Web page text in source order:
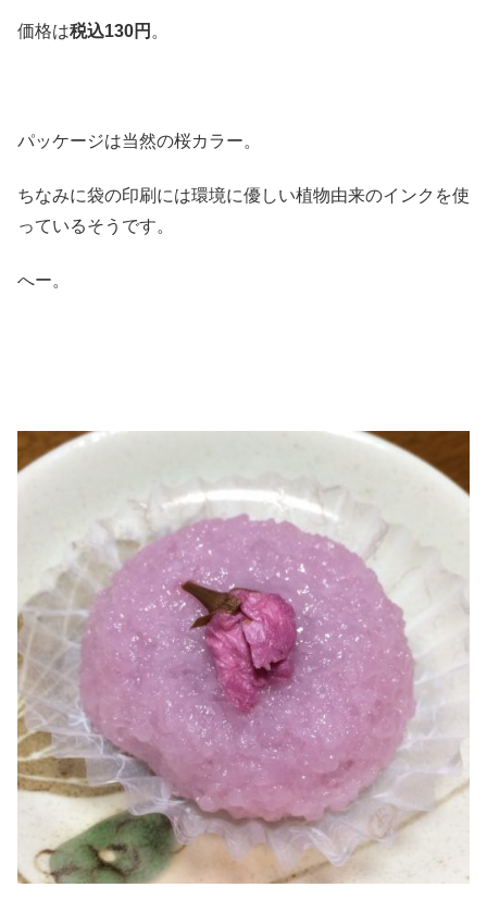
価格は税込130円 。
パッケージは当然の桜カラー。
ちなみに袋の印刷には環境に優しい植物由来のインクを使
っているそうです。
へー。